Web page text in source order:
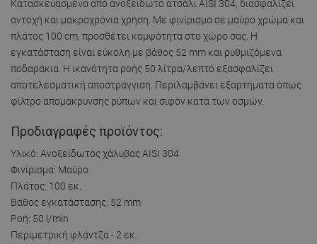
Κατασκευασμένο από ανοξείδωτο ατσάλι AISI 304, διασφαλίζει
αντοχή και μακροχρόνια χρήση. Με φινίρισμα σε μαύρο χρώμα και
πλάτος 100 cm, προσθέτει κομψότητα στο χώρο σας. Η
εγκατάσταση είναι εύκολη με βάθος 52 mm και ρυθμιζόμενα
ποδαράκια. Η ικανότητα ροής 50 λίτρα/λεπτό εξασφαλίζει
αποτελεσματική αποστράγγιση. Περιλαμβάνει εξαρτήματα όπως
φίλτρο απομάκρυνσης ρύπων και σιφόν κατά των οσμών.
Προδιαγραφές προϊόντος:
Υλικό: Ανοξείδωτος χάλυβας AISI 304
Φινίρισμα: Μαύρο
Πλάτος: 100 εκ.
Βάθος εγκατάστασης: 52 mm
Ροή: 50 l/min
Περιμετρική φλάντζα - 2 εκ.